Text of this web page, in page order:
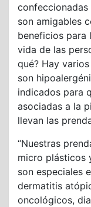
son amigables
beneficios para
vida de las
qué? Hay
son
indicados para
asociadas a la
llevan las
“Nuestras
micro plásticos
son especiales
dermatitis
oncológicos,